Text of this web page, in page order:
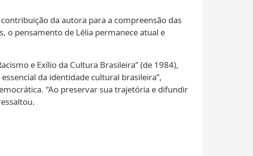
da autora para a compreensão das
o pensamento de Lélia permanece atual e
e Exílio da Cultura Brasileira” (de 1984),
da identidade cultural brasileira”,
“Ao preservar sua trajetória e difundir